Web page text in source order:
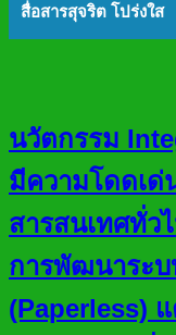
สื่อสารสุจริต โปร่งใส
นวัตกรรม
มีความโดดเด่
สารสนเทศทั่ว
การพัฒนาระบ
(Paperless)